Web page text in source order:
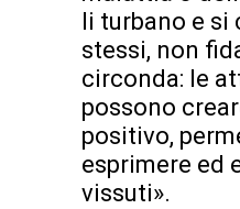
li turbano e
stessi, non
circonda: le
possono
positivo,
esprimere ed
vissuti».